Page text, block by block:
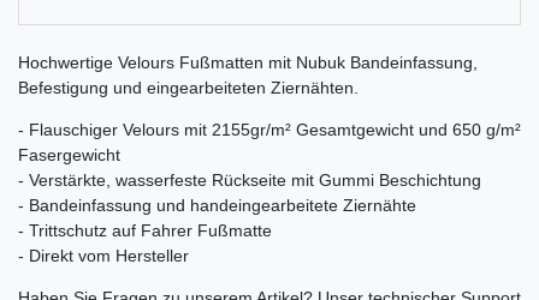
Hochwertige Velours Fußmatten mit Nubuk Bandeinfassung,
Befestigung und eingearbeiteten Ziernähten.
- Flauschiger Velours mit 2155gr/m² Gesamtgewicht und 650 g/m²
Fasergewicht
- Verstärkte, wasserfeste Rückseite mit Gummi Beschichtung
- Bandeinfassung und handeingearbeitete Ziernähte
- Trittschutz auf Fahrer Fußmatte
- Direkt vom Hersteller